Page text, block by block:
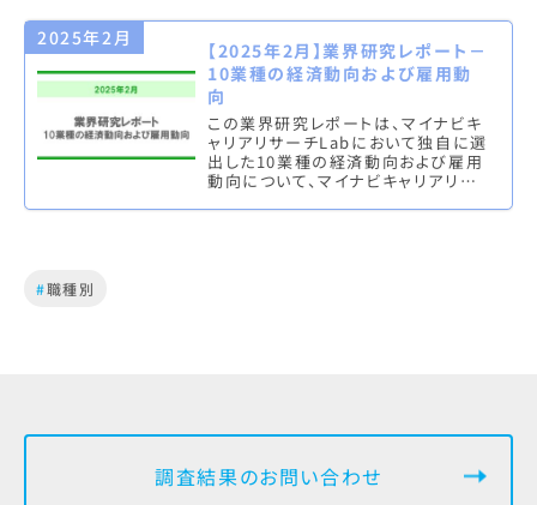
2025年2月
【2025年2月】業界研究レポート－
10業種の経済動向および雇用動
向
この業界研究レポートは、マイナビキ
ャリアリサーチLabにおいて独自に選
出した10業種の経済動向および雇用
動向について、マイナビキャリアリサ
#職種別
調査結果のお問い合わせ